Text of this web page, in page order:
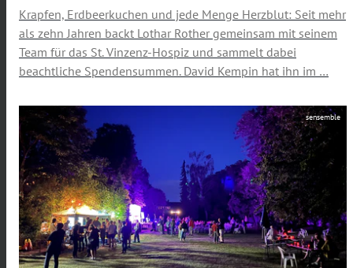
Krapfen, Erdbeerkuchen und jede Menge Herzblut: Seit mehr
als zehn Jahren backt Lothar Rother gemeinsam mit seinem
Team für das St. Vinzenz-Hospiz und sammelt dabei
beachtliche Spendensummen. David Kempin hat ihn im …
sensemble